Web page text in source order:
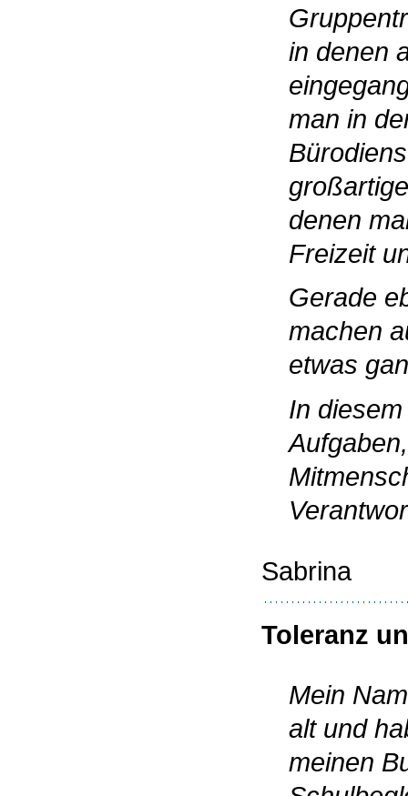
in denen
man in
denen
Freizeit
Gerade
machen
etwas
In
Sabrina
Toleranz
Mein
alt und
meinen